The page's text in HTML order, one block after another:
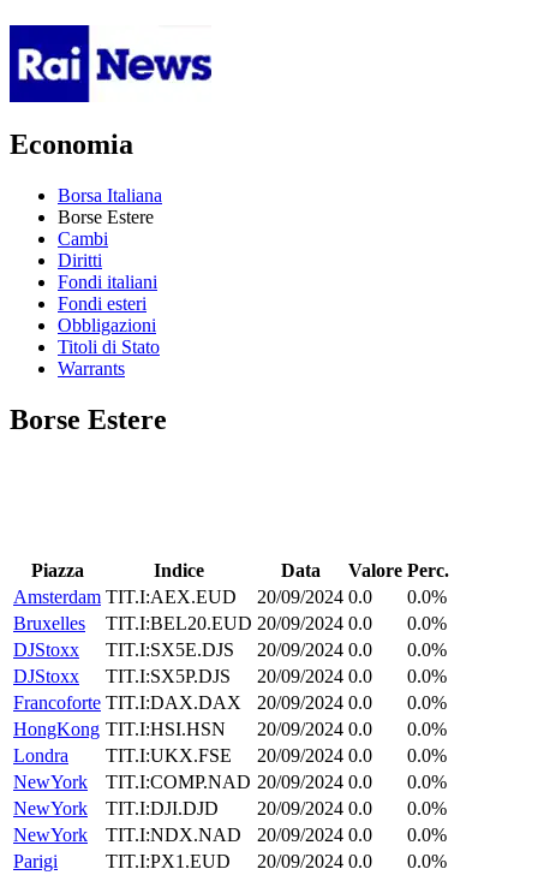
Economia
Borsa Italiana
Borse Estere
Cambi
Diritti
Fondi italiani
Fondi esteri
Obbligazioni
Titoli di Stato
Warrants
Borse Estere
Piazza Indice Data Valore Perc.
Amsterdam TIT.I:AEX.EUD 20/09/2024 0.0
0.0%
Bruxelles
TIT.I:BEL20.EUD 20/09/2024 0.0
0.0%
DJStoxx
TIT.I:SX5E.DJS 20/09/2024 0.0
0.0%
DJStoxx
TIT.I:SX5P.DJS 20/09/2024 0.0
0.0%
Francoforte TIT.I:DAX.DAX 20/09/2024 0.0
0.0%
HongKong TIT.I:HSI.HSN 20/09/2024 0.0
0.0%
Londra
TIT.I:UKX.FSE 20/09/2024 0.0
0.0%
NewYork
TIT.I:COMP.NAD 20/09/2024 0.0
0.0%
NewYork
TIT.I:DJI.DJD 20/09/2024 0.0
0.0%
NewYork
TIT.I:NDX.NAD 20/09/2024 0.0
0.0%
Parigi
TIT.I:PX1.EUD 20/09/2024 0.0
0.0%